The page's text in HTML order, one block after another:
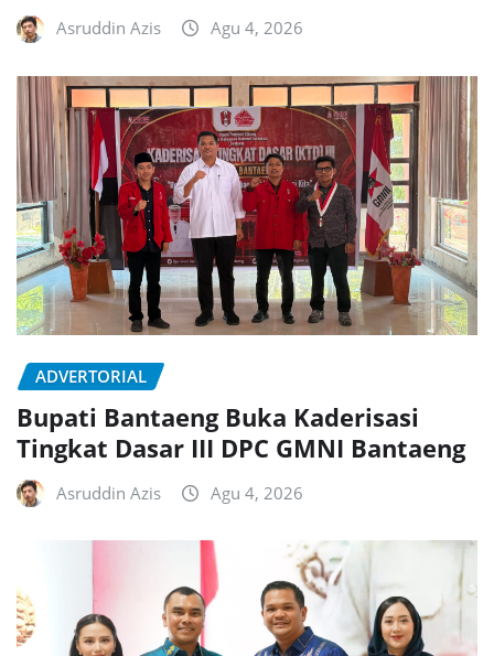
Asruddin Azis Agu 4, 2026
ADVERTORIAL
Bupati Bantaeng Buka Kaderisasi
Tingkat Dasar III DPC GMNI Bantaeng
Asruddin Azis Agu 4, 2026